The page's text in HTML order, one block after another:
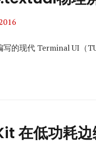
的现代 Terminal UI（
在低功耗